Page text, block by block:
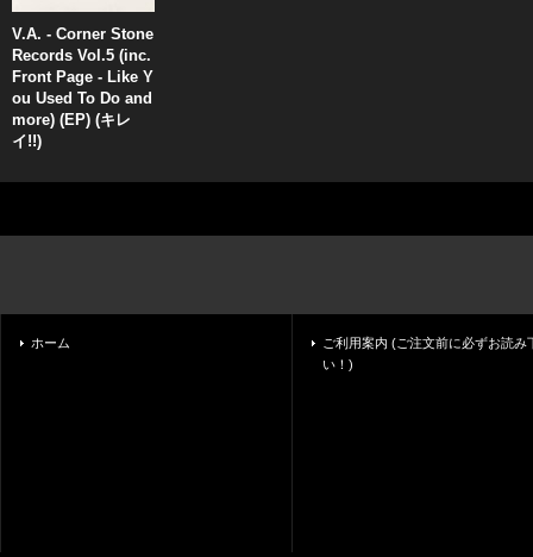
V.A. - Corner Stone
Records Vol.5 (inc.
Front Page - Like Y
ou Used To Do and
more) (EP) (キレ
イ!!)
ホーム
ご利用案内 (ご注文前に必ずお読み
い！)